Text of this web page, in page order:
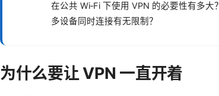
在公共 Wi‑Fi 下使用 VPN 的必要性有多大？
多设备同时连接有无限制？
为什么要让 VPN 一直开着